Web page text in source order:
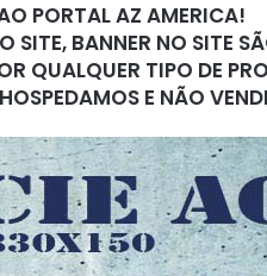
PORTAL AZ AMERICA!
SITE, BANNER NO SITE
QUALQUER TIPO DE
E NÃO